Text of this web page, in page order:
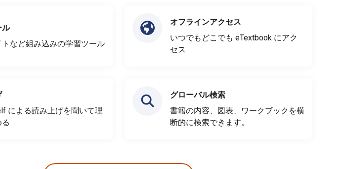
ル
など組み込みの学習ツール
による読み上げを聞いて理
オフラインアクセス
いつでもどこでも eTextbook にアク
セス
グローバル検索
書籍の内容、図表、ワークブックを横
断的に検索できます。